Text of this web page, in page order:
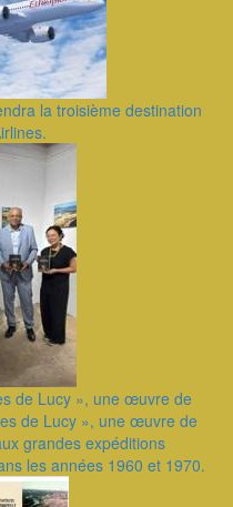
la troisième destination
de Lucy », une œuvre de
de Lucy », une œuvre de
grandes expéditions
les années 1960 et 1970.